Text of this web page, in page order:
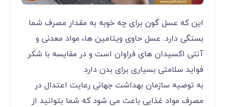
این که عسل گون برای چه خوبه به مقدار مصرف شما
بستگی دارد. عسل حاوی ویتامین ها، مواد معدنی و
آنتی اکسیدان های فراوان است و در مقایسه با شکر
فواید سلامتی بسیاری برای بدن دارد.
به توصیه سازمان بهداشت جهانی رعایت اعتدال در
مصرف مواد غذایی باعث می شود که شما بتوانید از